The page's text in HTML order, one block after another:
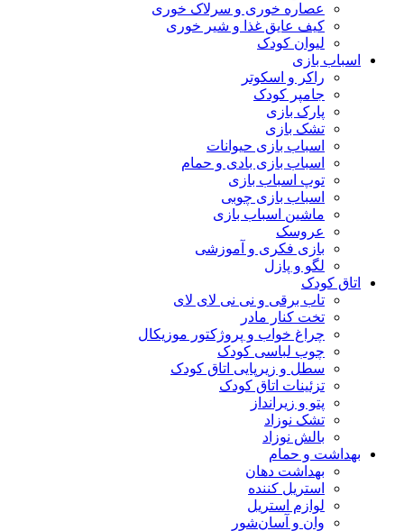
عصاره خوری و سرلاک خوری
کیف عایق غذا و شیر خوری
لیوان کودک
اسباب بازی
راکر و اسکوتر
جامپر کودک
پارک بازی
تشک بازی
اسباب بازی حیوانات
اسباب بازی بادی و حمام
توپ اسباب بازی
اسباب بازی چوبی
ماشین اسباب بازی
عروسک
بازی فکری و آموزشی
لگو و پازل
اتاق کودک
تاب برقی و نی نی لای لای
تخت کنار مادر
چراغ خواب و پروژکتور موزیکال
چوب لباسی کودک
سطل و زیرپایی اتاق کودک
تزئینات اتاق کودک
پتو و زیرانداز
تشک نوزاد
بالش نوزاد
بهداشت و حمام
بهداشت دهان
استریل کننده
لوازم استریل
وان و آسان‌شور